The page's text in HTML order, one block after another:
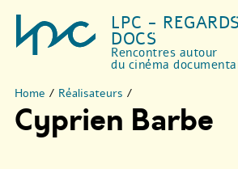
LPC -
DOCS
Rencontres autour
du cinéma
Home / Réalisateurs /
Cyprien Barbe